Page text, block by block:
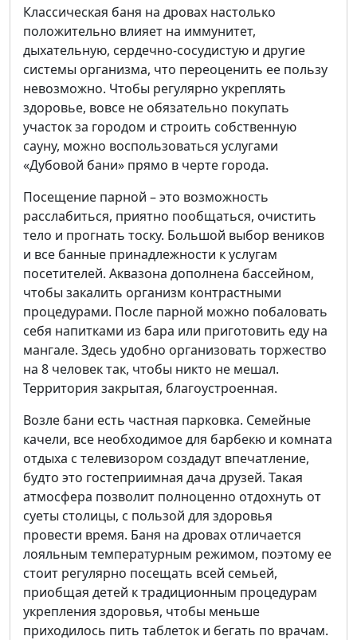
Классическая баня на дровах настолько
положительно влияет на иммунитет,
дыхательную, сердечно-сосудистую и другие
системы организма, что переоценить ее пользу
невозможно. Чтобы регулярно укреплять
здоровье, вовсе не обязательно покупать
участок за городом и строить собственную
сауну, можно воспользоваться услугами
«Дубовой бани» прямо в черте города.
Посещение парной – это возможность
расслабиться, приятно пообщаться, очистить
тело и прогнать тоску. Большой выбор веников
и все банные принадлежности к услугам
посетителей. Аквазона дополнена бассейном,
чтобы закалить организм контрастными
процедурами. После парной можно побаловать
себя напитками из бара или приготовить еду на
мангале. Здесь удобно организовать торжество
на 8 человек так, чтобы никто не мешал.
Территория закрытая, благоустроенная.
Возле бани есть частная парковка. Семейные
качели, все необходимое для барбекю и комната
отдыха с телевизором создадут впечатление,
будто это гостеприимная дача друзей. Такая
атмосфера позволит полноценно отдохнуть от
суеты столицы, с пользой для здоровья
провести время. Баня на дровах отличается
лояльным температурным режимом, поэтому ее
стоит регулярно посещать всей семьей,
приобщая детей к традиционным процедурам
укрепления здоровья, чтобы меньше
приходилось пить таблеток и бегать по врачам.